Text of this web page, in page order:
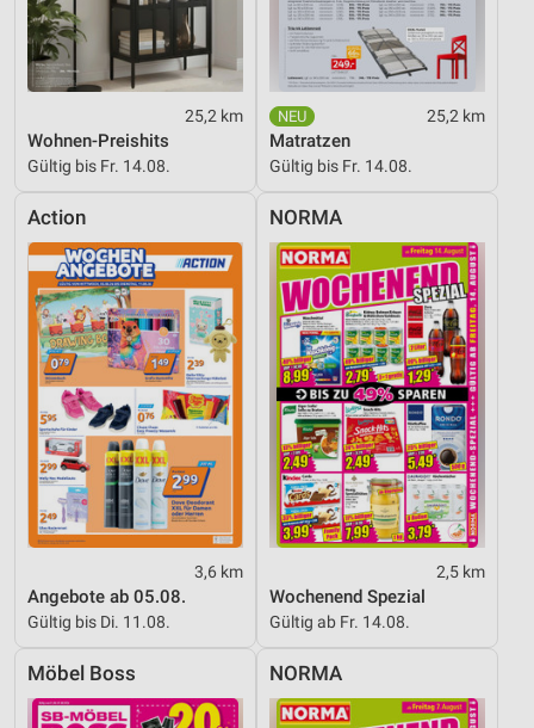
25,2 km
Wohnen-Preishits
Gültig bis Fr. 14.08.
25,2 km
Matratzen
Gültig bis Fr. 14.08.
Action
3,6 km
Angebote ab 05.08.
Gültig bis Di. 11.08.
NORMA
2,5 km
Wochenend Spezial
Gültig ab Fr. 14.08.
Möbel Boss NORMA
Geräte anhand von aktiv angeforderten
Informationen identifizieren
Notwendig
Funktional
Werbung